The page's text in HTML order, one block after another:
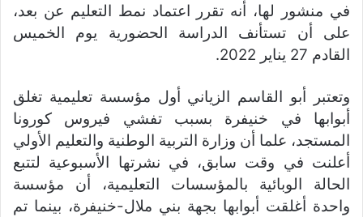
في منشور لها، أنه تقرر اعتماد نمط التعليم عن بعد،
على أن تستأنف الدراسة الحضورية يوم الخميس
القادم 27 يناير 2022.
وتعتبر أبو القاسم الزياني أول مؤسسة تعليمية تغلق
أبوابها في خنيفرة بسبب تفشي فيروس كورونا
المستجد، علما أن وزارة التربية الوطنية والتعليم الأولي
أعلنت في وقت سابق، في نشرتها الأسبوعية لتتبع
الحالة الوبائية بالمؤسسات التعليمية، أن مؤسسة
واحدة أغلقت أبوابها بجهة بني ملال-خنيفرة، بينما تم